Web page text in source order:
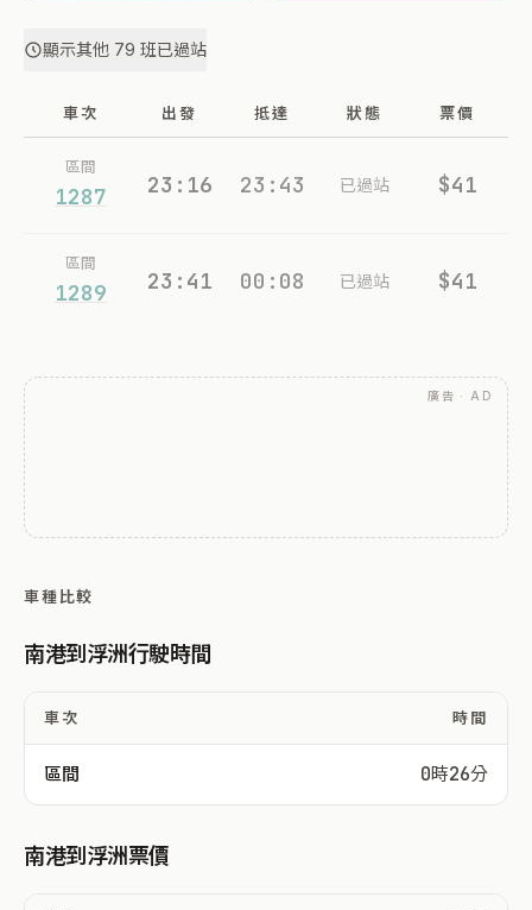
顯示其他 79 班已過站
車次 出發 抵達 狀態 票價
區間
1287 23:16 23:43 已過站 $41
區間
1289 23:41 00:08 已過站 $41
廣告 · AD
車種比較
南港到浮洲行駛時間
車次 時間
區間 0時26分
南港到浮洲票價